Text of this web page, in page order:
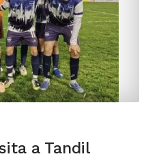
a Tandil